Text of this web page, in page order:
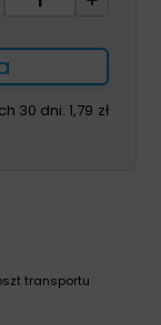
laryngologiczny
j.u.
rozm.
30 dni: 1,79 zł
transportu